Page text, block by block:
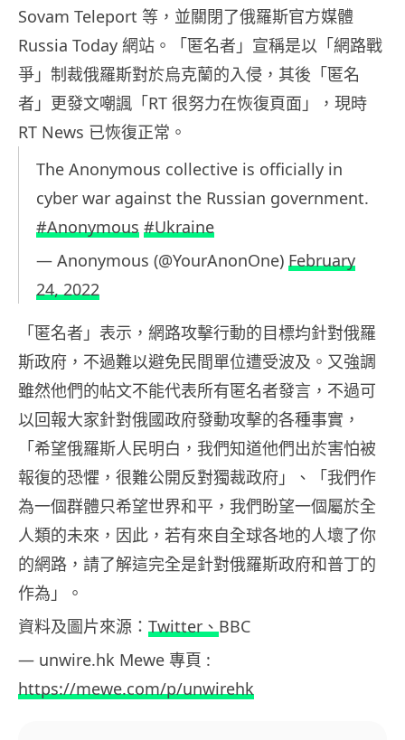
Sovam Teleport 等，並關閉了俄羅斯官方媒體
Russia Today 網站。「匿名者」宣稱是以「網路戰
爭」制裁俄羅斯對於烏克蘭的入侵，其後「匿名
者」更發文嘲諷「RT 很努力在恢復頁面」，現時
RT News 已恢復正常。
The Anonymous collective is officially in
cyber war against the Russian government.
#Anonymous #Ukraine
— Anonymous (@YourAnonOne) February
24, 2022
「匿名者」表示，網路攻擊行動的目標均針對俄羅
斯政府，不過難以避免民間單位遭受波及。又強調
雖然他們的帖文不能代表所有匿名者發言，不過可
以回報大家針對俄國政府發動攻擊的各種事實，
「希望俄羅斯人民明白，我們知道他們出於害怕被
報復的恐懼，很難公開反對獨裁政府」、「我們作
為一個群體只希望世界和平，我們盼望一個屬於全
人類的未來，因此，若有來自全球各地的人壞了你
的網路，請了解這完全是針對俄羅斯政府和普丁的
作為」。
資料及圖片來源： Twitter、BBC
— unwire.hk Mewe 專頁 :
https://mewe.com/p/unwirehk